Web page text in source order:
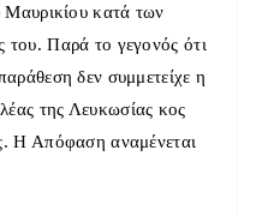
Μαυρικίου κατά των
Παρά το γεγονός ότι
δεν συμμετείχε η
της Λευκωσίας κος
Η Απόφαση αναμένεται